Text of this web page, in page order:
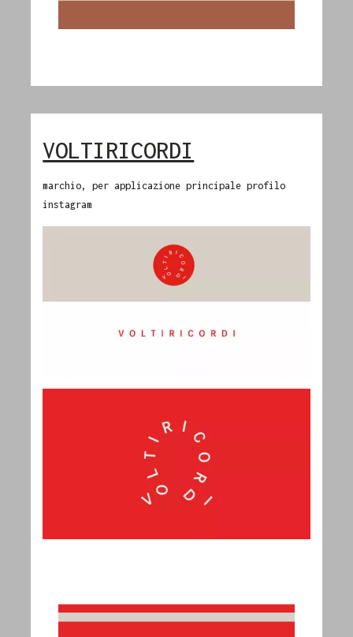
VOLTIRICORDI
marchio, per applicazione principale profilo
instagram